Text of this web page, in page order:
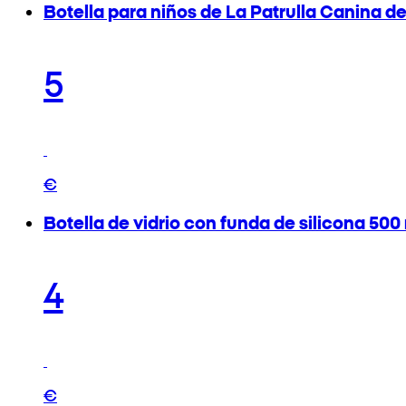
Botella para niños de La Patrulla Canina
5
€
Botella de vidrio con funda de silicona 500
4
€